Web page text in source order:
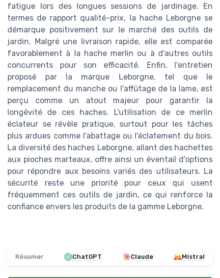
fatigue lors des longues sessions de jardinage. En
termes de rapport qualité-prix, la hache Leborgne se
démarque positivement sur le marché des outils de
jardin. Malgré une livraison rapide, elle est comparée
favorablement à la hache merlin ou à d'autres outils
concurrents pour son efficacité. Enfin, l'entretien
proposé par la marque Leborgne, tel que le
remplacement du manche ou l'affûtage de la lame, est
perçu comme un atout majeur pour garantir la
longévité de ces haches. L'utilisation de ce merlin
éclateur se révèle pratique, surtout pour les tâches
plus ardues comme l'abattage ou l'éclatement du bois.
La diversité des haches Leborgne, allant des hachettes
aux pioches marteaux, offre ainsi un éventail d'options
pour répondre aux besoins variés des utilisateurs. La
sécurité reste une priorité pour ceux qui usent
fréquemment ces outils de jardin, ce qui renforce la
confiance envers les produits de la gamme Leborgne.
Résumer ChatGPT Claude Mistral